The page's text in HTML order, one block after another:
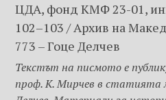
ЦДА, фонд КМФ 23-01,
102–103 / Архив на
773 – Гоце Делчев
Текстът на писмото е
проф. К. Мирчев в статията